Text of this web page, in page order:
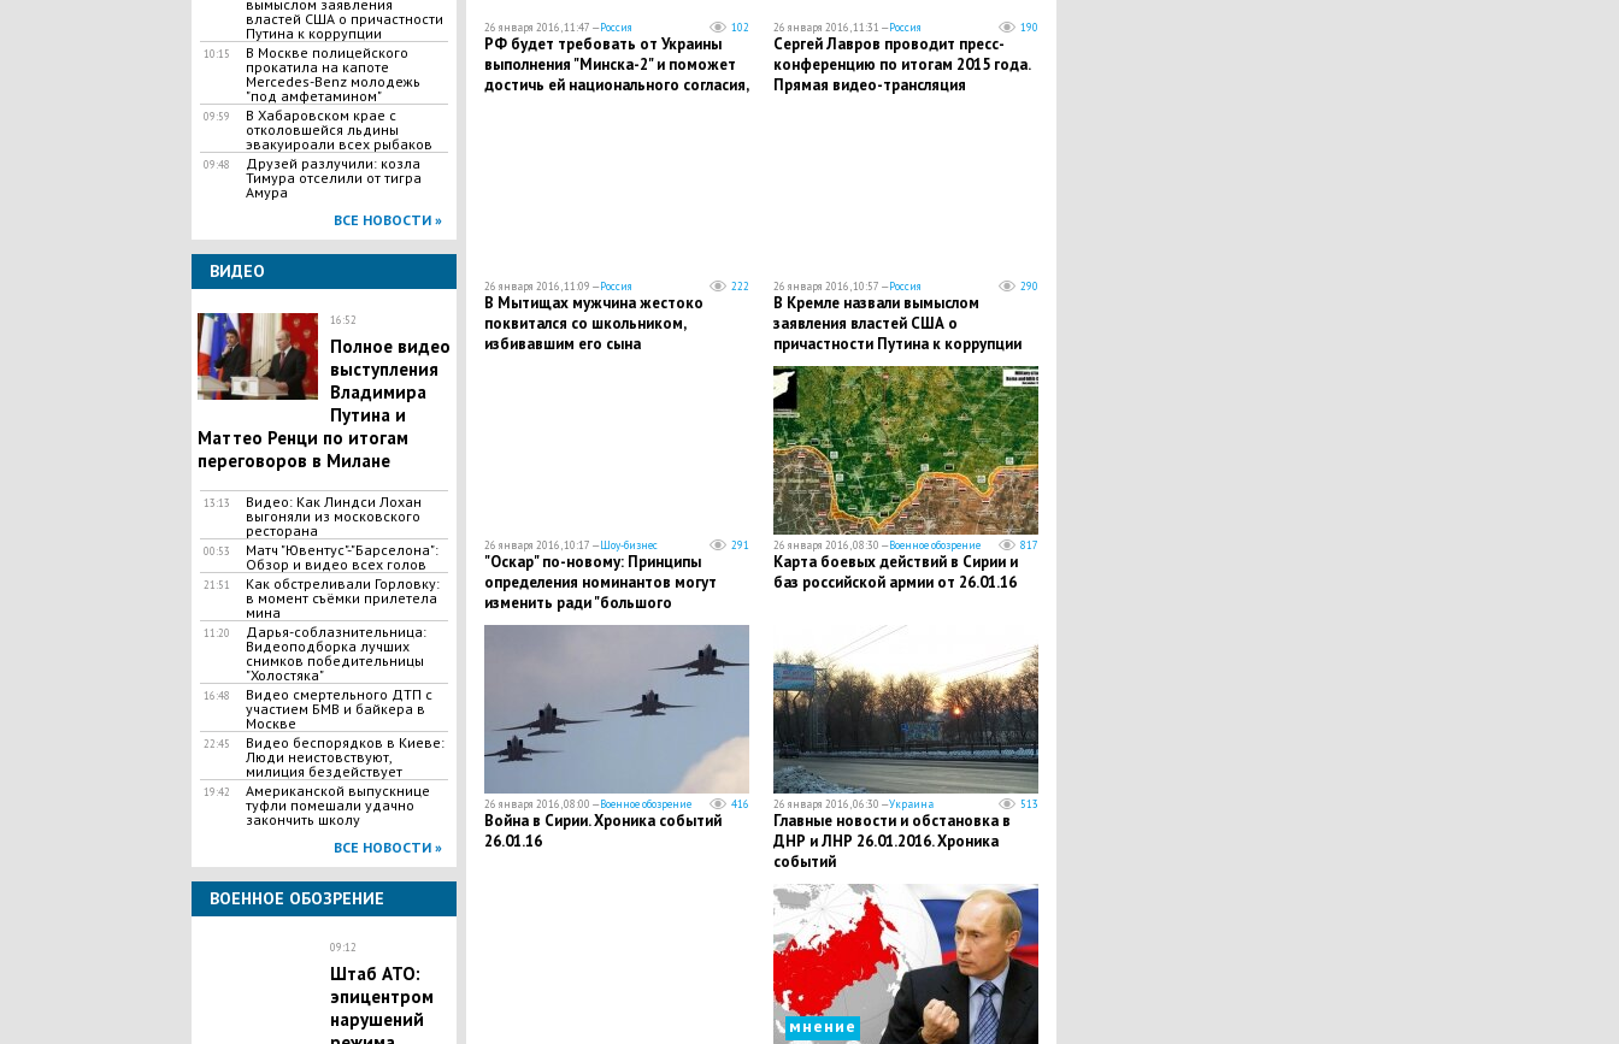
вымыслом заявления
властей США о причастности
Путина к коррупции
10:15
В Москве полицейского
прокатила на капоте
Mercedes-Benz молодежь
"под амфетамином"
09:59
В Хабаровском крае с
отколовшейся льдины
эвакуироали всех рыбаков
09:48
Друзей разлучили: козла
Тимура отселили от тигра
Амура
ВСЕ НОВОСТИ »
ВИДЕО
16:52
Полное видео
выступления
Владимира
Путина и
Маттео Ренци по итогам
переговоров в Милане
13:13
Видео: Как Линдси Лохан
выгоняли из московского
ресторана
00:53
Матч "Ювентус"-"Барселона":
Обзор и видео всех голов
21:51
Как обстреливали Горловку:
в момент съёмки прилетела
мина
11:20
Дарья-соблазнительница:
Видеоподборка лучших
снимков победительницы
"Холостяка"
16:48
Видео смертельного ДТП с
участием БМВ и байкера в
Москве
22:45
Видео беспорядков в Киеве:
Люди неистовствуют,
милиция бездействует
19:42
Американской выпускнице
туфли помешали удачно
закончить школу
ВСЕ НОВОСТИ »
ВОЕННОЕ ОБОЗРЕНИЕ
09:12
Штаб АТО:
эпицентром
нарушений
26 января 2016, 11:47 —Россия 102
РФ будет требовать от Украины
выполнения "Минска-2" и поможет
достичь ей национального согласия,
26 января 2016, 11:31 —Россия 190
Сергей Лавров проводит пресс-
конференцию по итогам 2015 года.
Прямая видео-трансляция
26 января 2016, 11:09 —Россия 222
В Мытищах мужчина жестоко
поквитался со школьником,
избивавшим его сына
26 января 2016, 10:57 —Россия 290
В Кремле назвали вымыслом
заявления властей США о
причастности Путина к коррупции
26 января 2016, 10:17 —Шоу-бизнес 291
"Оскар" по-новому: Принципы
определения номинантов могут
изменить ради "большого
разнообразия"
26 января 2016, 08:30 —Военное обозрение 817
Карта боевых действий в Сирии и
баз российской армии от 26.01.16
26 января 2016, 08:00 —Военное обозрение 416
Война в Сирии. Хроника событий
26.01.16
26 января 2016, 06:30 —Украина 513
Главные новости и обстановка в
ДНР и ЛНР 26.01.2016. Хроника
событий
мнение